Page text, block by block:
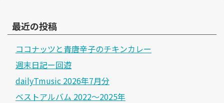
最近の投稿
ココナッツと青唐辛子のチキンカレー
週末日記ー回遊
dailyTmusic 2026年7月分
ベストアルバム 2022～2025年